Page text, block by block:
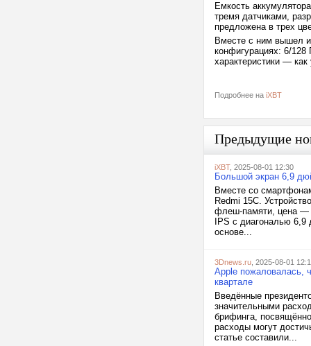
Емкость
тремя датчиками,
предложена в трех
Вместе с ним вышел и
конфигурациях: 6/
характеристики —
Подробнее на iXBT
Предыдущие
iXBT, 2025-08-01 12:30
Большой экран 6,9
Вместе со
Redmi 15C.
флеш-памяти, цена —
IPS с диагональю
основе...
3Dnews.ru , 2025-08-01
Apple пожаловалась,
квартале
Введённые
значительными
брифинга,
расходы могут
статье составили...